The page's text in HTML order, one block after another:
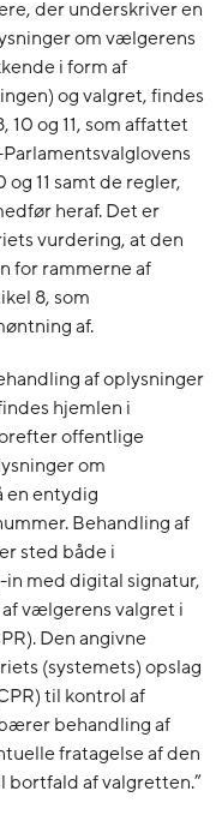
der underskriver en
om vælgerens
i form af
og valgret, findes
10 og 11, som affattet
og 11 samt de regler,
heraf. Det er
vurdering, at den
for rammerne af
8, som
af.
af oplysninger
hjemlen i
offentlige
om
en entydig
Behandling af
sted både i
med digital signatur,
vælgerens valgret i
Den angivne
(systemets) opslag
til kontrol af
behandling af
fratagelse af den
bortfald af valgretten.”